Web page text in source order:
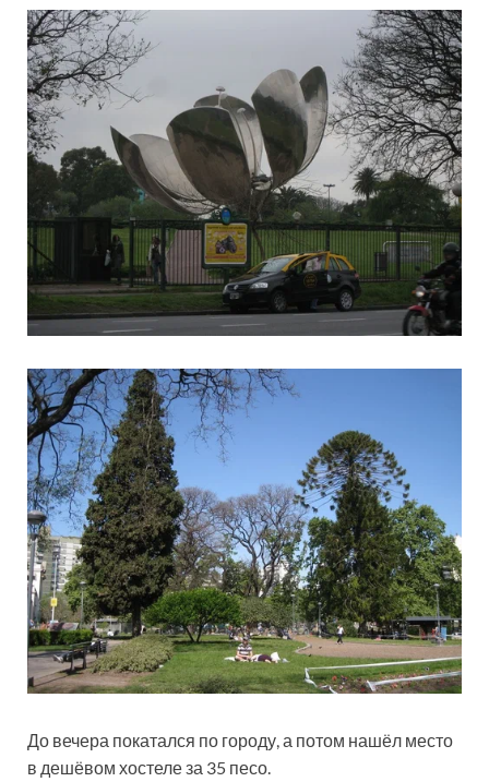
До вечера покатался по городу, а потом нашёл место
в дешёвом хостеле за 35 песо.